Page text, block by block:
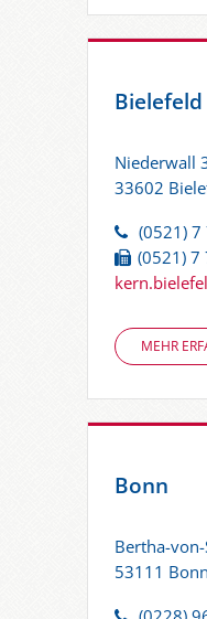
Bielefeld
Niederwall
33602
(0521)
(0521) 7
MEHR
Bonn
Bertha-
53111 Bonn